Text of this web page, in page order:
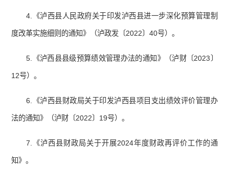
4.《泸西县人民政府关于印发泸西县进一步深化预算管理制
度改革实施细则的通知》（泸政发〔2022〕40号）。
5.《泸西县县级预算绩效管理办法的通知》（泸财〔2023〕
12号）。
6.《泸西县财政局关于印发泸西县项目支出绩效评价管理办
法的通知》（泸财〔2022〕19号）。
7.《泸西县财政局关于开展2024年度财政再评价工作的通
知》。